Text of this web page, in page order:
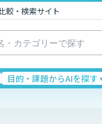
較・検索サイト
目的・課題からAIを探す